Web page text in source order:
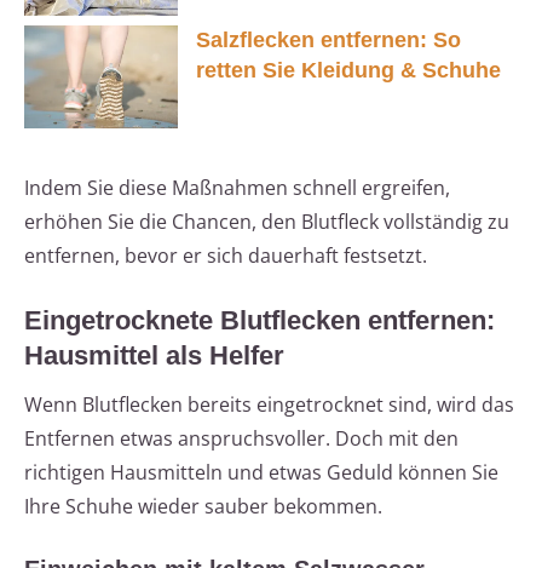
Salzflecken entfernen: So
retten Sie Kleidung & Schuhe
Indem Sie diese Maßnahmen schnell ergreifen,
erhöhen Sie die Chancen, den Blutfleck vollständig zu
entfernen, bevor er sich dauerhaft festsetzt.
Eingetrocknete Blutflecken entfernen:
Hausmittel als Helfer
Wenn Blutflecken bereits eingetrocknet sind, wird das
Entfernen etwas anspruchsvoller. Doch mit den
richtigen Hausmitteln und etwas Geduld können Sie
Ihre Schuhe wieder sauber bekommen.